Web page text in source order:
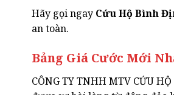
Hãy gọi ngay Cứu Hộ Bình
an toàn.
Bảng Giá Cước Mới
CÔNG TY TNHH MTV CỨU